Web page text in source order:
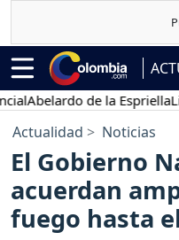
Abelardo de la EspriellaLiga
Actualidad Noticias
El Gobierno
acuerdan
fuego hasta